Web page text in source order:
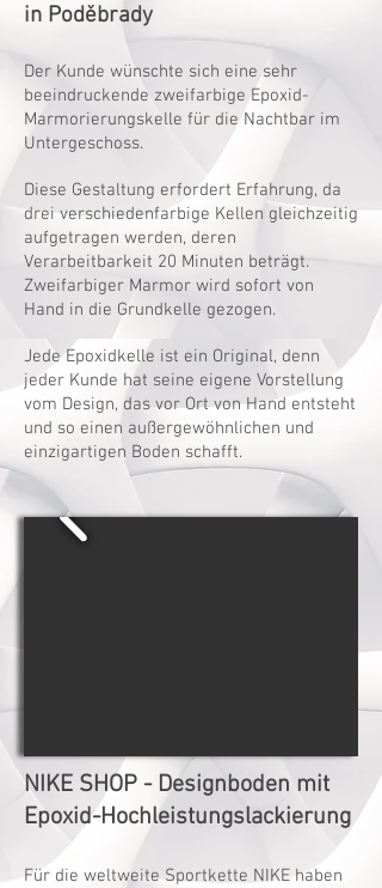
in Poděbrady
Der Kunde wünschte sich eine sehr
beeindruckende zweifarbige Epoxid-
Marmorierungskelle für die Nachtbar im
Untergeschoss.
Diese Gestaltung erfordert Erfahrung, da
drei verschiedenfarbige Kellen gleichzeitig
aufgetragen werden, deren
Verarbeitbarkeit 20 Minuten beträgt.
Zweifarbiger Marmor wird sofort von
Hand in die Grundkelle gezogen.
Jede Epoxidkelle ist ein Original, denn
jeder Kunde hat seine eigene Vorstellung
vom Design, das vor Ort von Hand entsteht
und so einen außergewöhnlichen und
einzigartigen Boden schafft.
NIKE SHOP - Designboden mit
Epoxid-Hochleistungslackierung
Für die weltweite Sportkette NIKE haben